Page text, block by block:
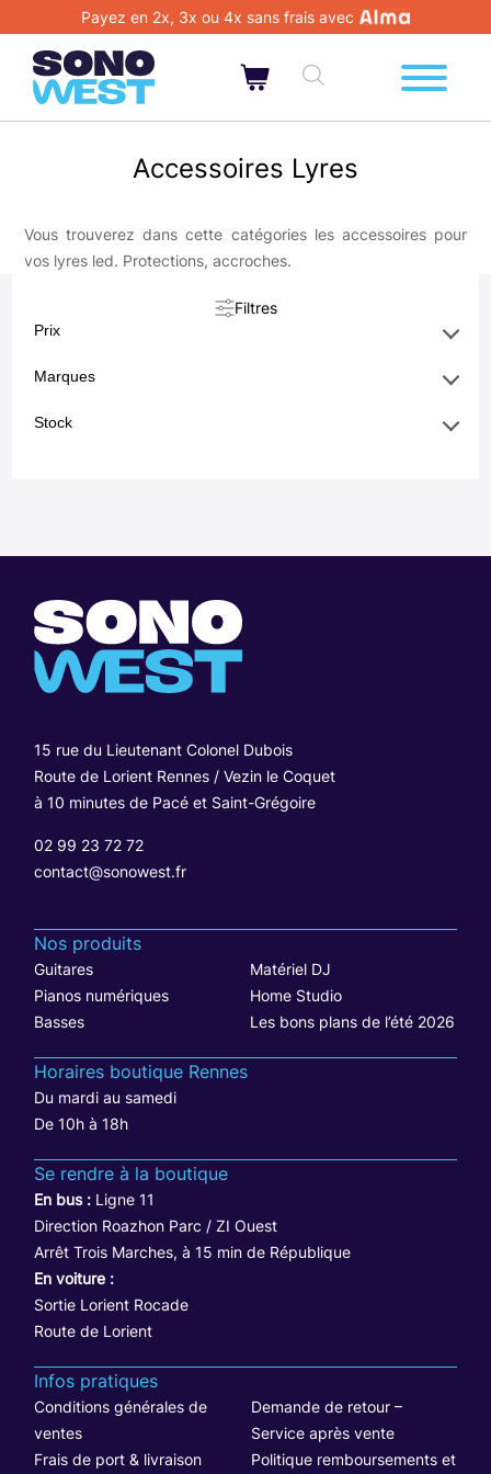
Payez en 2x, 3x ou 4x sans frais avec
Accessoires Lyres
Vous trouverez dans cette catégories les accessoires pour
vos lyres led. Protections, accroches.
Filtres
Prix
Marques
Stock
15 rue du Lieutenant Colonel Dubois
Route de Lorient Rennes / Vezin le Coquet
à 10 minutes de Pacé et Saint-Grégoire
02 99 23 72 72
contact@sonowest.fr
Nos produits
Guitares
Matériel DJ
Pianos numériques
Home Studio
Basses
Les bons plans de l’été 2026
Horaires boutique Rennes
Du mardi au samedi
De 10h à 18h
Se rendre à la boutique
En bus : Ligne 11
Direction Roazhon Parc / ZI Ouest
Arrêt Trois Marches, à 15 min de République
En voiture :
Sortie Lorient Rocade
Route de Lorient
Infos pratiques
Conditions générales de
ventes
Demande de retour –
Service après vente
Frais de port & livraison
Politique remboursements et